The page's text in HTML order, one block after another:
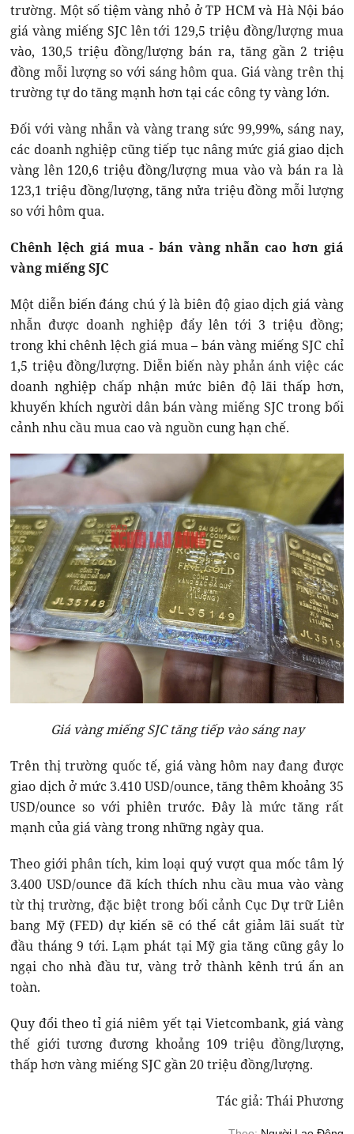
trường. Một số tiệm vàng nhỏ ở TP HCM và Hà Nội báo
giá vàng miếng SJC lên tới 129,5 triệu đồng/lượng mua
vào, 130,5 triệu đồng/lượng bán ra, tăng gần 2 triệu
đồng mỗi lượng so với sáng hôm qua. Giá vàng trên thị
trường tự do tăng mạnh hơn tại các công ty vàng lớn.
Đối với vàng nhẫn và vàng trang sức 99,99%, sáng nay,
các doanh nghiệp cũng tiếp tục nâng mức giá giao dịch
vàng lên 120,6 triệu đồng/lượng mua vào và bán ra là
123,1 triệu đồng/lượng, tăng nửa triệu đồng mỗi lượng
so với hôm qua.
Chênh lệch giá mua - bán vàng nhẫn cao hơn giá
vàng miếng SJC
Một diễn biến đáng chú ý là biên độ giao dịch giá vàng
nhẫn được doanh nghiệp đẩy lên tới 3 triệu đồng;
trong khi chênh lệch giá mua – bán vàng miếng SJC chỉ
1,5 triệu đồng/lượng. Diễn biến này phản ánh việc các
doanh nghiệp chấp nhận mức biên độ lãi thấp hơn,
khuyến khích người dân bán vàng miếng SJC trong bối
cảnh nhu cầu mua cao và nguồn cung hạn chế.
Giá vàng miếng SJC tăng tiếp vào sáng nay
Trên thị trường quốc tế, giá vàng hôm nay đang được
giao dịch ở mức 3.410 USD/ounce, tăng thêm khoảng 35
USD/ounce so với phiên trước. Đây là mức tăng rất
mạnh của giá vàng trong những ngày qua.
Theo giới phân tích, kim loại quý vượt qua mốc tâm lý
3.400 USD/ounce đã kích thích nhu cầu mua vào vàng
từ thị trường, đặc biệt trong bối cảnh Cục Dự trữ Liên
bang Mỹ (FED) dự kiến sẽ có thể cắt giảm lãi suất từ
đầu tháng 9 tới. Lạm phát tại Mỹ gia tăng cũng gây lo
ngại cho nhà đầu tư, vàng trở thành kênh trú ẩn an
toàn.
Quy đổi theo tỉ giá niêm yết tại Vietcombank, giá vàng
thế giới tương đương khoảng 109 triệu đồng/lượng,
thấp hơn vàng miếng SJC gần 20 triệu đồng/lượng.
Tác giả: Thái Phương